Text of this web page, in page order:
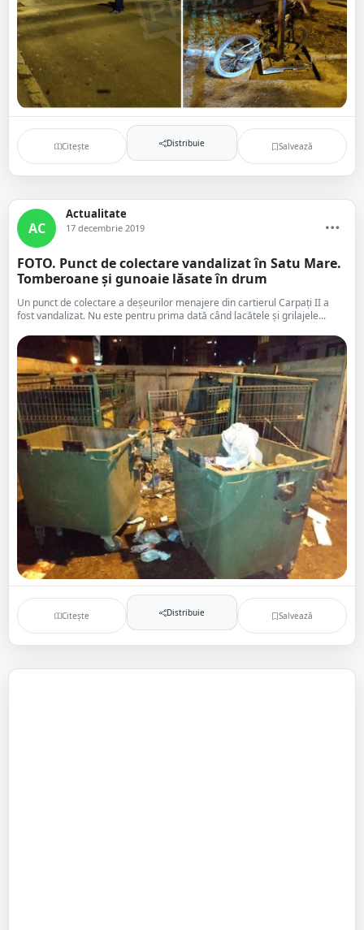
Citește Distribuie Salvează
AC
Actualitate
17 decembrie 2019
FOTO. Punct de colectare vandalizat în Satu Mare.
Tomberoane și gunoaie lăsate în drum
Un punct de colectare a deșeurilor menajere din cartierul Carpați II a
fost vandalizat. Nu este pentru prima dată când lacătele și grilajele...
Citește Distribuie Salvează